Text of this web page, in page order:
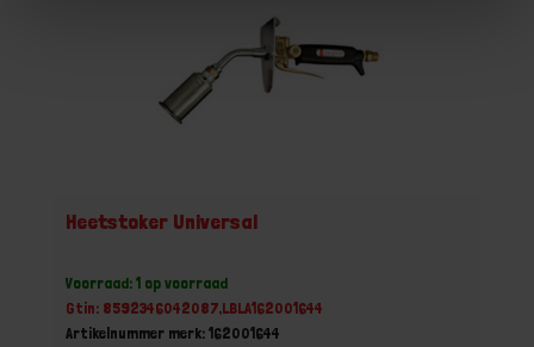
Heetstoker Universal
Voorraad: 1 op voorraad
Gtin: 8592346042087,LBLA162001644
Artikelnummer merk: 162001644